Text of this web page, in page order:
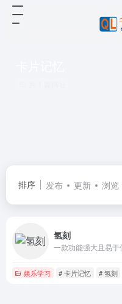
排序 发布 更新 浏览
氢刻
一款功能强大且易
娱乐学习 # 卡片记忆 # 氢刻